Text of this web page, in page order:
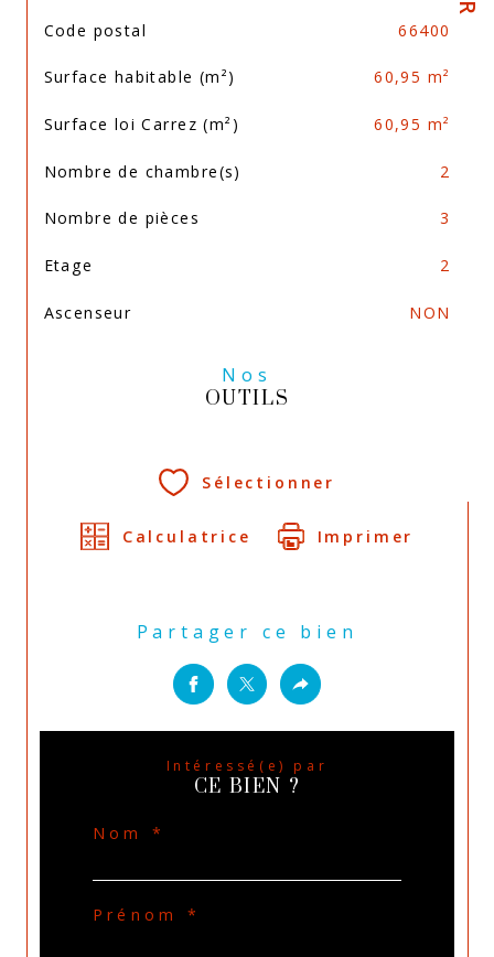
TRAD_SIROCCO_Caracteristique
Code postal 66400
Surface habitable (m²) 60,95 m²
Surface loi Carrez (m²) 60,95 m²
Nombre de chambre(s) 2
Nombre de pièces 3
Etage 2
Ascenseur NON
Nos
OUTILS
Sélectionner
Calculatrice Imprimer
Partager ce bien
Intéressé(e) par
CE BIEN ?
Nom *
Prénom *